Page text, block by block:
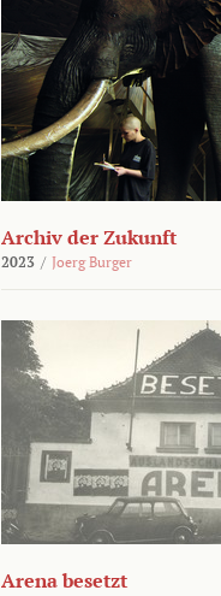
Archiv der Zukunft
2023 / Joerg Burger
Arena besetzt